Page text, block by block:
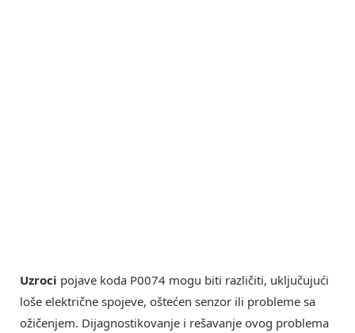
Uzroci pojave koda P0074 mogu biti različiti, uključujući
loše električne spojeve, oštećen senzor ili probleme sa
ožičenjem. Dijagnostikovanje i rešavanje ovog problema